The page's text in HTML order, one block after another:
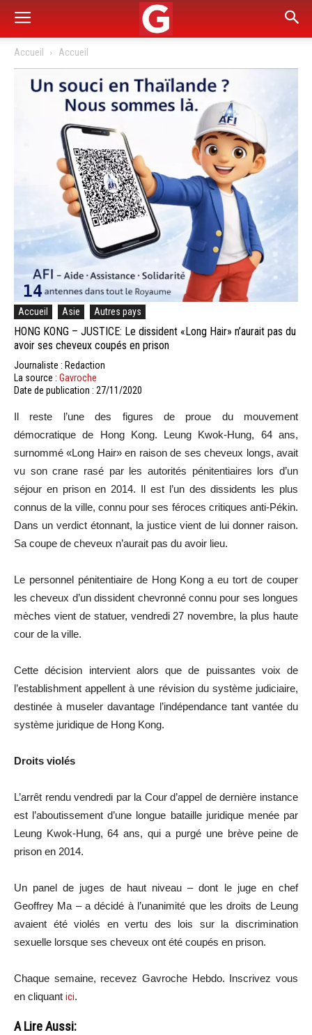
Accueil Accueil
Accueil Asie Autres pays
HONG KONG – JUSTICE: Le dissident «Long Hair» n’aurait pas du
avoir ses cheveux coupés en prison
Journaliste : Redaction
La source : Gavroche
Date de publication : 27/11/2020
Il reste l’une des figures de proue du mouvement
démocratique de Hong Kong. Leung Kwok-Hung, 64 ans,
surnommé «Long Hair» en raison de ses cheveux longs, avait
vu son crane rasé par les autorités pénitentiaires lors d’un
séjour en prison en 2014. Il est l’un des dissidents les plus
connus de la ville, connu pour ses féroces critiques anti-Pékin.
Dans un verdict étonnant, la justice vient de lui donner raison.
Sa coupe de cheveux n’aurait pas du avoir lieu.
Le personnel pénitentiaire de Hong Kong a eu tort de couper
les cheveux d’un dissident chevronné connu pour ses longues
mèches vient de statuer, vendredi 27 novembre, la plus haute
cour de la ville.
Cette décision intervient alors que de puissantes voix de
l’establishment appellent à une révision du système judiciaire,
destinée à museler davantage l’indépendance tant vantée du
système juridique de Hong Kong.
Droits violés
L’arrêt rendu vendredi par la Cour d’appel de dernière instance
est l’aboutissement d’une longue bataille juridique menée par
Leung Kwok-Hung, 64 ans, qui a purgé une brève peine de
prison en 2014.
Un panel de juges de haut niveau – dont le juge en chef
Geoffrey Ma – a décidé à l’unanimité que les droits de Leung
avaient été violés en vertu des lois sur la discrimination
sexuelle lorsque ses cheveux ont été coupés en prison.
Chaque semaine, recevez Gavroche Hebdo. Inscrivez vous
en cliquant ici.
A Lire Aussi: